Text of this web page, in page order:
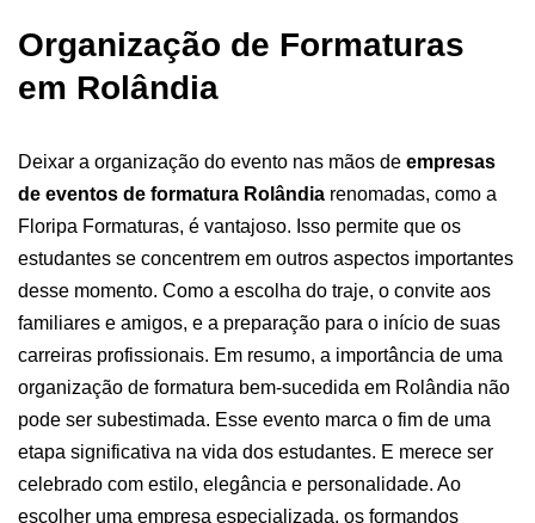
Organização de Formaturas
em Rolândia
Deixar a organização do evento nas mãos de empresas
de eventos de formatura Rolândia renomadas, como a
Floripa Formaturas, é vantajoso. Isso permite que os
estudantes se concentrem em outros aspectos importantes
desse momento. Como a escolha do traje, o convite aos
familiares e amigos, e a preparação para o início de suas
carreiras profissionais. Em resumo, a importância de uma
organização de formatura bem-sucedida em Rolândia não
pode ser subestimada. Esse evento marca o fim de uma
etapa significativa na vida dos estudantes. E merece ser
celebrado com estilo, elegância e personalidade. Ao
escolher uma empresa especializada, os formandos